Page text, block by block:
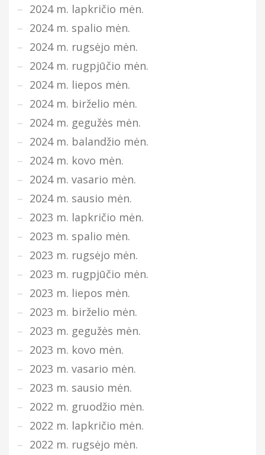
2024 m. lapkričio mėn.
2024 m. spalio mėn.
2024 m. rugsėjo mėn.
2024 m. rugpjūčio mėn.
2024 m. liepos mėn.
2024 m. birželio mėn.
2024 m. gegužės mėn.
2024 m. balandžio mėn.
2024 m. kovo mėn.
2024 m. vasario mėn.
2024 m. sausio mėn.
2023 m. lapkričio mėn.
2023 m. spalio mėn.
2023 m. rugsėjo mėn.
2023 m. rugpjūčio mėn.
2023 m. liepos mėn.
2023 m. birželio mėn.
2023 m. gegužės mėn.
2023 m. kovo mėn.
2023 m. vasario mėn.
2023 m. sausio mėn.
2022 m. gruodžio mėn.
2022 m. lapkričio mėn.
2022 m. rugsėjo mėn.